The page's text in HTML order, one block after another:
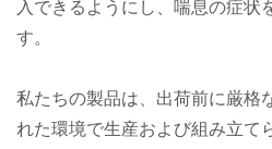
入できるようにし、喘息の症状
す。
私たちの製品は、出荷前に厳格
れた環境で生産および組み立て